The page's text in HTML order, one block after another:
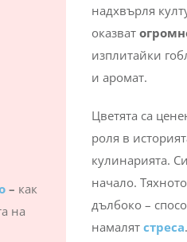
– как
на
надхвърля
оказват
изплитайки
и аромат.
Цветята са
роля в
кулинарията.
начало.
дълбоко –
намалят стреса.